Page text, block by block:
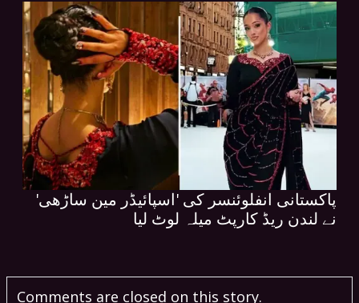
پاکستانی انفلوئنسر کی 'اسپائیڈر مین ساڑھی'
نے لندن ریڈ کارپٹ میلہ لوٹ لیا
Comments are closed on this story.